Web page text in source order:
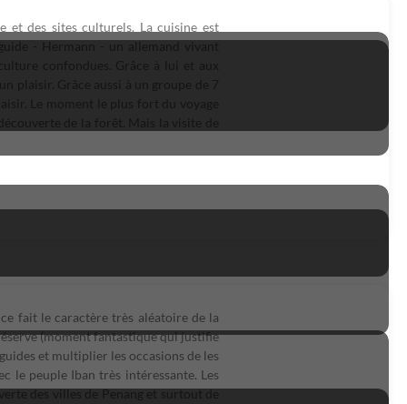
et des sites culturels. La cuisine est
fait le caractère très aléatoire de la
(moment fantastique qui justifie
et multiplier les occasions de les
le peuple Iban très intéressante. Les